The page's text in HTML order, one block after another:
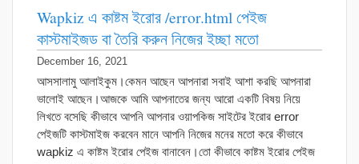
Wapkiz এ কাষ্টম ইরোর /error.html পেইজ
কাস্টমাইজড বা তৈরি করুন নিজের ইচ্ছা মতো
December 16, 2021
আসসালামু আলাইকুম।কেমন আছেন আপনারা সবাই আশা করছি আপনারা
ভালোই আছেন।আজকে আমি আপনাতের জন্য আরো একটি বিষয় নিয়ে
লিখতে বসেছি কীভাবে আপনি আপনার ওয়াপকিজ সাইটের ইরোর error
পেইজটি কাস্টমাইজ করবেন মানে আপনি নিজের মনের মতো করে কীভাবে
wapkiz এ কাষ্টম ইরোর পেইজ বানাবেন।তো কীভাবে কাষ্টম ইরোর পেইজ